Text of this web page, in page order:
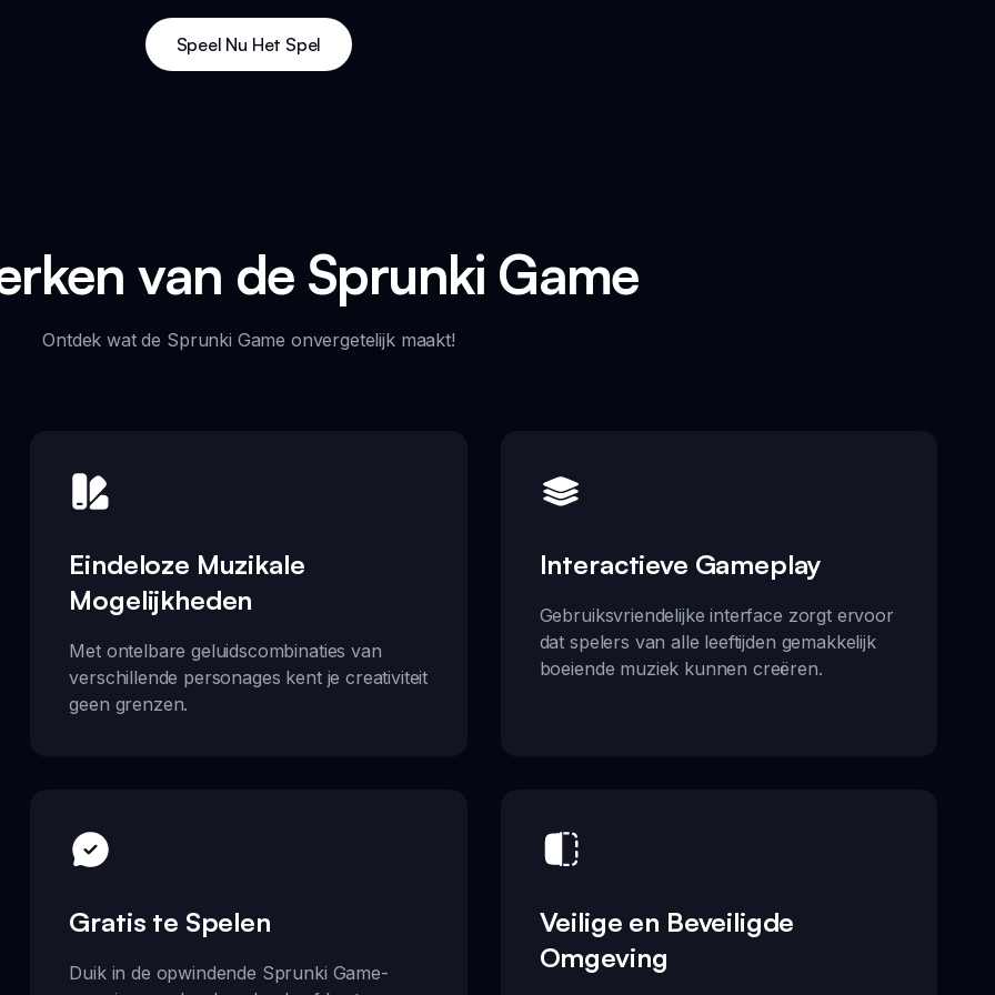
Speel Nu Het Spel
van de Sprunki Game
Ontdek wat de Sprunki Game onvergetelijk maakt!
Eindeloze Muzikale
Mogelijkheden
Met ontelbare geluidscombinaties van
verschillende personages kent je creativiteit
geen grenzen.
Interactieve Gameplay
Gebruiksvriendelijke interface zorgt ervoor
dat spelers van alle leeftijden gemakkelijk
boeiende muziek kunnen creëren.
Gratis te Spelen
Duik in de opwindende Sprunki Game-
Veilige en Beveiligde
Omgeving